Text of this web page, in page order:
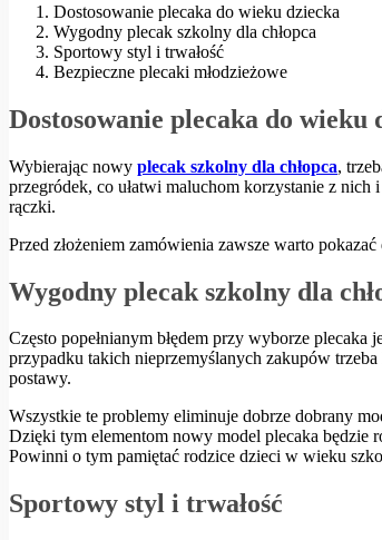
Dostosowanie plecaka do wieku dziecka
Wygodny plecak szkolny dla chłopca
Sportowy styl i trwałość
Bezpieczne plecaki młodzieżowe
Dostosowanie plecaka do wieku
Wybierając nowy plecak szkolny dla chłopca,
przegródek, co ułatwi maluchom korzystanie z
rączki.
Przed złożeniem zamówienia zawsze warto
Wygodny plecak szkolny dla
Często popełnianym błędem przy wyborze
przypadku takich nieprzemyślanych zakupów
postawy.
Wszystkie te problemy eliminuje dobrze dobrany
Dzięki tym elementom nowy model plecaka będzie
Powinni o tym pamiętać rodzice dzieci w wieku
Sportowy styl i trwałość